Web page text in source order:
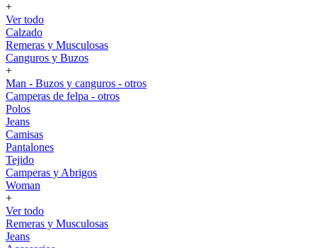
+
Ver todo
Calzado
Remeras y Musculosas
Canguros y Buzos
+
Man - Buzos y canguros - otros
Camperas de felpa - otros
Polos
Jeans
Camisas
Pantalones
Tejido
Camperas y Abrigos
Woman
+
Ver todo
Remeras y Musculosas
Jeans